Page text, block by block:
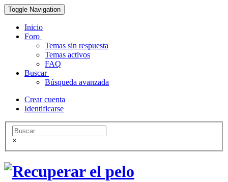
Toggle Navigation
Inicio
Foro
Temas sin respuesta
Temas activos
FAQ
Buscar
Búsqueda avanzada
Crear cuenta
Identificarse
×